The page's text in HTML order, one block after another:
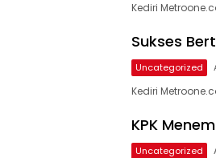
Kediri
Sukses
Uncategorized
Kediri
KPK
Uncategorized